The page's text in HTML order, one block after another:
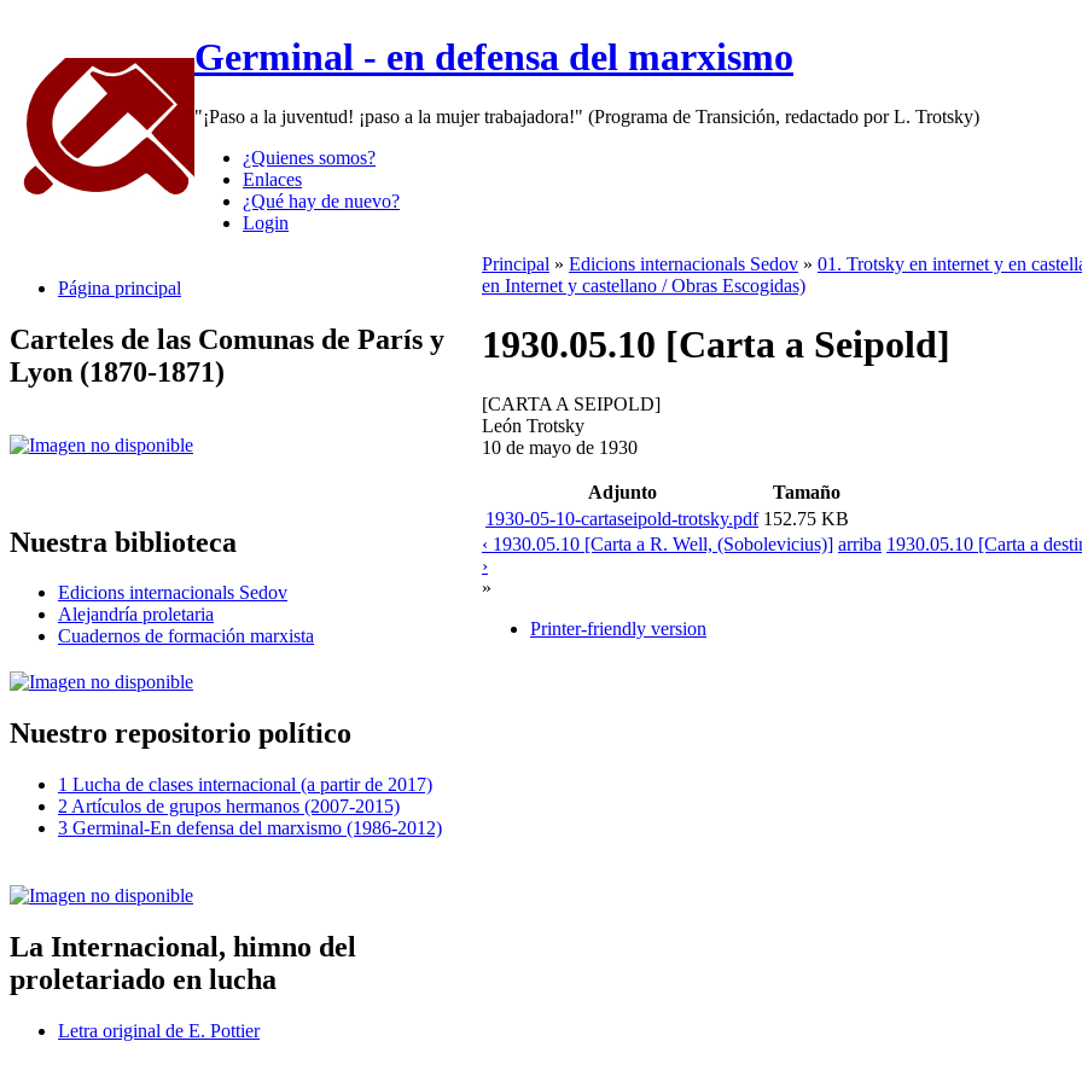
Germinal - en defensa del marxismo
"¡Paso a la juventud! ¡paso a la mujer trabajadora!" (Programa de Transición, redactado por L. Trotsky)
¿Quienes somos?
Enlaces
¿Qué hay de nuevo?
Login
Página principal
Carteles de las Comunas de París y
Lyon (1870-1871)
Nuestra biblioteca
Edicions internacionals Sedov
Alejandría proletaria
Cuadernos de formación marxista
Nuestro repositorio político
1 Lucha de clases internacional (a partir de 2017)
2 Artículos de grupos hermanos (2007-2015)
3 Germinal-En defensa del marxismo (1986-2012)
La Internacional, himno del
proletariado en lucha
Letra original de E. Pottier
Principal » Edicions internacionals Sedov » 01. Trotsky en internet y en
en Internet y castellano / Obras Escogidas)
1930.05.10 [Carta a Seipold]
[CARTA A SEIPOLD]
León Trotsky
10 de mayo de 1930
Adjunto
Tamaño
1930-05-10-cartaseipold-trotsky.pdf 152.75 KB
‹ 1930.05.10 [Carta a R. Well, (Sobolevicius)] arriba 1930.05.10 [Carta a
›
»
Printer-friendly version